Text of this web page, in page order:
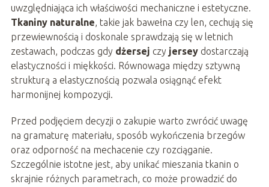
uwzględniająca ich właściwości mechaniczne i estetyczne.
Tkaniny naturalne, takie jak bawełna czy len, cechują się
przewiewnością i doskonale sprawdzają się w letnich
zestawach, podczas gdy dżersej czy jerseydostarczają
elastyczności i miękkości. Równowaga między sztywną
strukturą a elastycznością pozwala osiągnąć efekt
harmonijnej kompozycji.
Przed podjęciem decyzji o zakupie warto zwrócić uwagę
na gramaturę materiału, sposób wykończenia brzegów
oraz odporność na mechacenie czy rozciąganie.
Szczególnie istotne jest, aby unikać mieszania tkanin o
skrajnie różnych parametrach, co może prowadzić do